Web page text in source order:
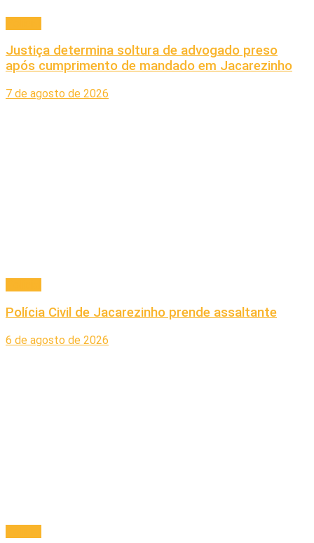
Justiça determina soltura de advogado preso
após cumprimento de mandado em Jacarezinho
7 de agosto de 2026
Polícia Civil de Jacarezinho prende assaltante
6 de agosto de 2026